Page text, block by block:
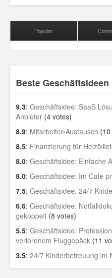
Popular
Beste Geschäftsideen
9.3: Geschäftsidee: SaaS
Anbieter (4 votes)
8.9: Mitarbeiter-Austausch
8.5: Finanzierung für
8.0: Geschäftsidee: Einfache
8.0: Geschäftsidee: Im Cafe
7.5: Geschäftsidee: 24/7
6.6: Geschäftsidee:
gekoppelt (8 votes)
5.5: Geschäftsidee:
verlorenem Fluggepäck (11
3.5: 24/7 Kinderbetreuung im